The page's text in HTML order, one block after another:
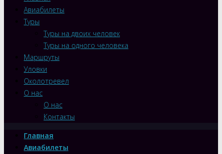
Авиабилеты
Туры
Туры на двоих человек
Туры на одного человека
Маршруты
Уловки
Околотревел
О нас
О нас
Контакты
Главная
Авиабилеты